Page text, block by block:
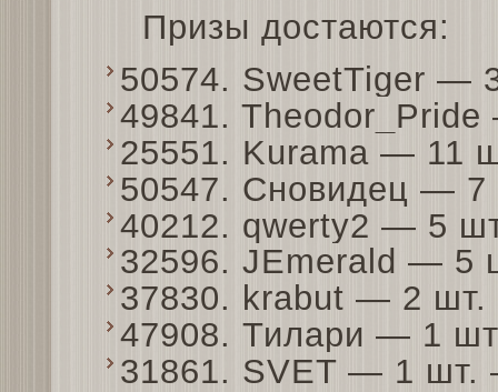
Призы достаются:
50574. SweetTiger —
49841.
25551. Kurama — 11
50547. Сновидец —
40212. qwerty2 — 5
32596. JEmerald —
37830. krabut — 2
47908. Тилари — 1
31861. SVET — 1